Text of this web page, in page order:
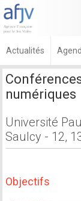
Actualités
numériques
Université
Saulcy - 12,
Objectifs